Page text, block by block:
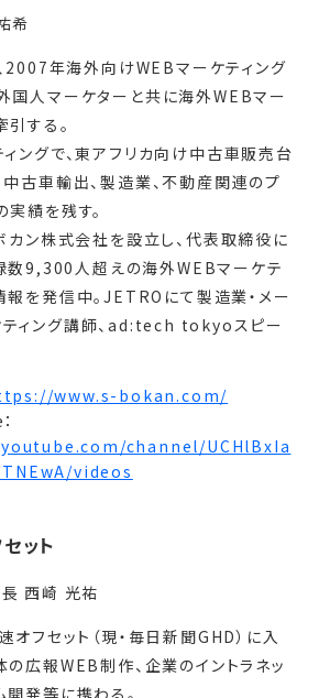
希
2007年海外向けWEBマーケティング
国人マーケターと共に海外WEBマー
する。
ングで、東アフリカ向け中古車販売台
古車輸出、製造業、不動産関連のプ
績を残す。
ン株式会社を設立し、代表取締役に
数9,300人超えの海外WEBマーケテ
報を発信中。JETROにて製造業・メー
ィング講師、ad:tech tokyoスピー
www.s-bokan.com/
channel/UCHlBxIa
videos
ット
西崎 光祐
フセット（現・毎日新聞GHD）に入
の広報WEB制作、企業のイントラネッ
開発等に携わる。